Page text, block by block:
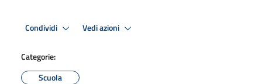
Condividi Vedi azioni
Categorie:
Scuola